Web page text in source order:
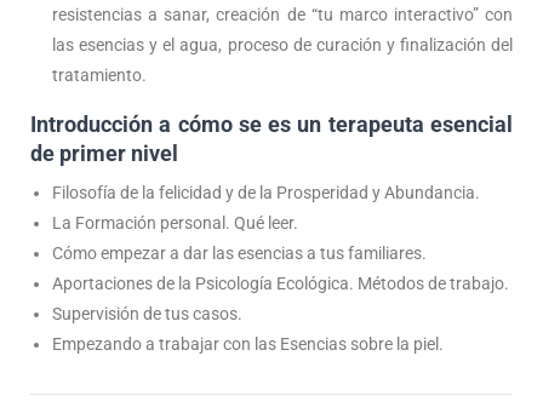
resistencias a sanar, creación de “tu marco interactivo” con
las esencias y el agua, proceso de curación y finalización del
tratamiento.
Introducción a cómo se es un terapeuta esencial
de primer nivel
Filosofía de la felicidad y de la Prosperidad y Abundancia.
La Formación personal. Qué leer.
Cómo empezar a dar las esencias a tus familiares.
Aportaciones de la Psicología Ecológica. Métodos de trabajo.
Supervisión de tus casos.
Empezando a trabajar con las Esencias sobre la piel.